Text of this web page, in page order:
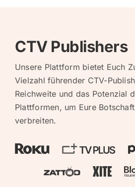
CTV Publishers
Unsere Plattform bietet Euch
Vielzahl führender CTV-
Reichweite und das Potenzial
Plattformen, um Eure
verbreiten.